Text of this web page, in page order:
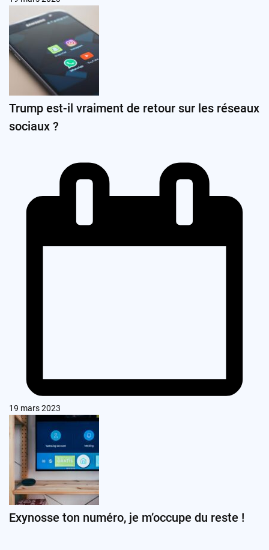
Trump est-il vraiment de retour sur les réseaux
sociaux ?
19 mars 2023
Exynosse ton numéro, je m’occupe du reste !